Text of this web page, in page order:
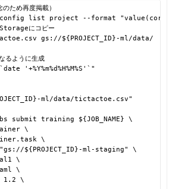
め再度掲載）
config list project --format
にコピー
gs://${PROJECT_ID}-ml/data/
ように生成
'+%Y%m%d%H%M%S'`"
ml/data/tictactoe.csv"
submit training ${JOB_NAME} \
\
\
gs://${PROJECT_ID}-ml-staging" \
\
\
1.2 \